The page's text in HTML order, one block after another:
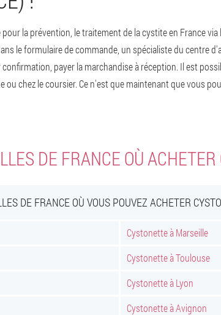
la prévention, le traitement de la cystite en France
le formulaire de commande, un spécialiste du centre
payer la marchandise à réception. Il est
ou chez le coursier. Ce n'est que maintenant que vous
DE FRANCE OÙ
DE FRANCE OÙ VOUS POUVEZ ACHETER
Cystonette à Marseille
Cystonette à Toulouse
Cystonette à Lyon
Cystonette à Avignon